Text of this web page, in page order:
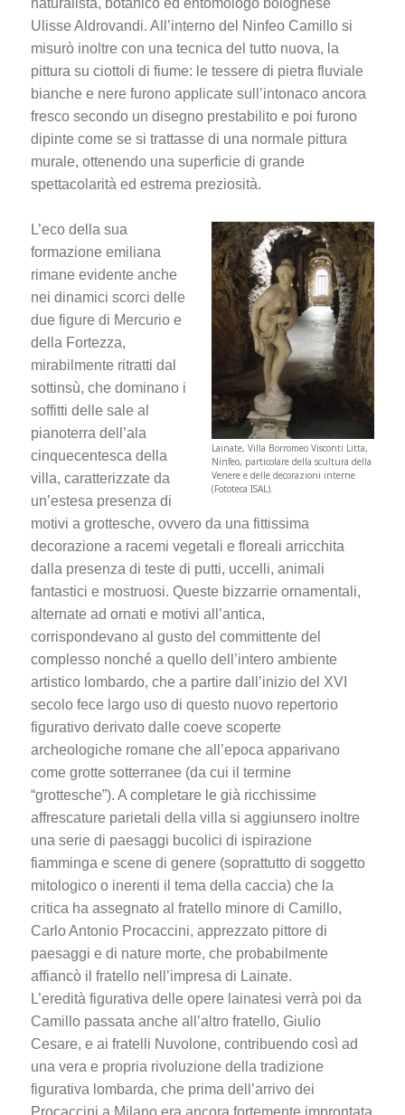
Ulisse Aldrovandi. All’interno del Ninfeo Camillo si
misurò inoltre con una tecnica del tutto nuova, la
pittura su ciottoli di fiume: le tessere di pietra fluviale
bianche e nere furono applicate sull’intonaco ancora
fresco secondo un disegno prestabilito e poi furono
dipinte come se si trattasse di una normale pittura
murale, ottenendo una superficie di grande
spettacolarità ed estrema preziosità.
Lainate, Villa Borromeo Visconti Litta,
Ninfeo, particolare della scultura della
Venere e delle decorazioni interne
(Fototeca ISAL).
L’eco della sua
formazione emiliana
rimane evidente anche
nei dinamici scorci delle
due figure di Mercurio e
della Fortezza,
mirabilmente ritratti dal
sottinsù, che dominano i
soffitti delle sale al
pianoterra dell’ala
cinquecentesca della
villa, caratterizzate da
un’estesa presenza di
motivi a grottesche, ovvero da una fittissima
decorazione a racemi vegetali e floreali arricchita
dalla presenza di teste di putti, uccelli, animali
fantastici e mostruosi. Queste bizzarrie ornamentali,
alternate ad ornati e motivi all’antica,
corrispondevano al gusto del committente del
complesso nonché a quello dell’intero ambiente
artistico lombardo, che a partire dall’inizio del XVI
secolo fece largo uso di questo nuovo repertorio
figurativo derivato dalle coeve scoperte
archeologiche romane che all’epoca apparivano
come grotte sotterranee (da cui il termine
“grottesche”). A completare le già ricchissime
affrescature parietali della villa si aggiunsero inoltre
una serie di paesaggi bucolici di ispirazione
fiamminga e scene di genere (soprattutto di soggetto
mitologico o inerenti il tema della caccia) che la
critica ha assegnato al fratello minore di Camillo,
Carlo Antonio Procaccini, apprezzato pittore di
paesaggi e di nature morte, che probabilmente
affiancò il fratello nell’impresa di Lainate.
L’eredità figurativa delle opere lainatesi verrà poi da
Camillo passata anche all’altro fratello, Giulio
Cesare, e ai fratelli Nuvolone, contribuendo così ad
una vera e propria rivoluzione della tradizione
figurativa lombarda, che prima dell’arrivo dei